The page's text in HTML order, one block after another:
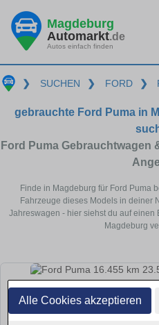
Alle Cookies akzeptieren
Magdeburg
Automarkt.de
Autos einfach finden
❯ SUCHEN ❯ FORD ❯
gebrauchte Ford Puma in
Ford Puma Gebrauchtwagen
Finde in Magdeburg für Ford Puma
Fahrzeuge dieses Models in deiner
Jahreswagen - hier siehst du auf einen
Magdeburg